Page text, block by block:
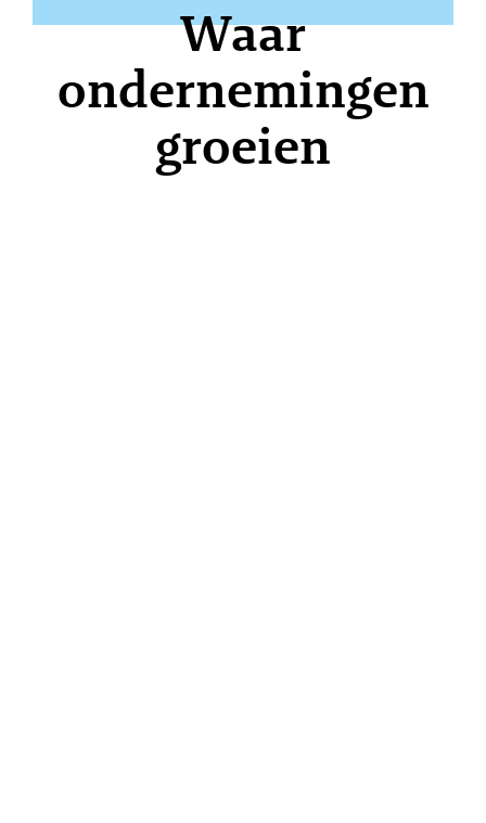
Waar
ondernemingen
groeien